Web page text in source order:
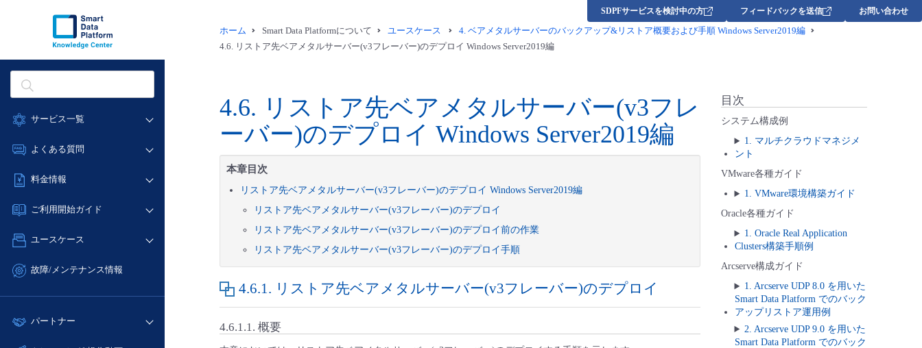
サービス一覧
データ利活用
ネットワーク
IoT
サポート
管理機能
よくある質問
データ利活用
ネットワーク
IoT
サポート
管理機能
すべてのメニューを見る
料金情報
料金シミュレーター
クラウド/サーバー
ネットワーク
サポート
ご利用開始ガイド
■ 管理機能
- 初期設定・確認
- ユーザー機能の管理
ユースケース
- バックアップ
- IoT
故障/メンテナンス情報
サービス稼働状況
故障/メンテナンス履歴
パートナー
SDPFサービスを検討中の方 フィードバックを送信 お問い合わせ
ホーム Smart Data Platformについて ユースケース 4. ベアメタルサーバーのバックアップ&リストア概要および手順 Windows Server2019編
4.6. リストア先ベアメタルサーバー(v3フレーバー)のデプロイ Windows Server2019編
4.6. リストア先ベアメタルサーバー(v3フレ
ーバー)のデプロイ Windows Server2019編
本章目次
リストア先ベアメタルサーバー(v3フレーバー)のデプロイ Windows Server2019編
リストア先ベアメタルサーバー(v3フレーバー)のデプロイ
リストア先ベアメタルサーバー(v3フレーバー)のデプロイ前の作業
リストア先ベアメタルサーバー(v3フレーバー)のデプロイ手順
4.6.1. リストア先ベアメタルサーバー(v3フレーバー)のデプロイ
4.6.1.1. 概要
目次
システム構成例
1. マルチクラウドマネジメ
ント
VMware各種ガイド
1. VMware環境構築ガイド
Oracle各種ガイド
1. Oracle Real Application
Clusters構築手順例
Arcserve構成ガイド
1. Arcserve UDP 8.0 を用いた
Smart Data Platform でのバック
アップリストア運用例
2. Arcserve UDP 9.0 を用いた
Smart Data Platform でのバック